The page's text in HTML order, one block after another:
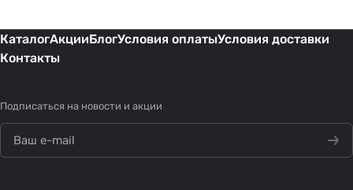
КаталогАкцииБлогУсловия оплатыУсловия доставки
Контакты
Подписаться на новости и акции